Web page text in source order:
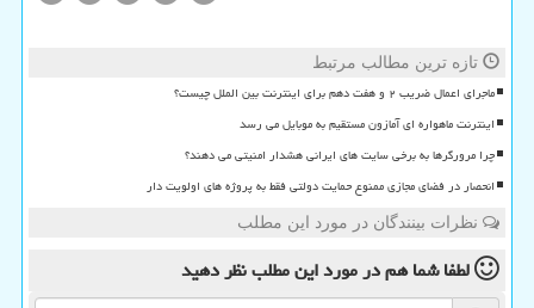
تازه ترین مطالب مرتبط
ماجرای اعمال ضریب ۲ و هفت دهم برای اینترنت بین الملل چیست؟
اینترنت ماهواره ای آمازون مستقیم به موبایل می رسد
چرا مرورگرها به برخی سایت های ایرانی هشدار امنیتی می دهند؟
انحصار در فضای مجازی ممنوع حمایت دولتی فقط به پروژه های اولویت دار
نظرات بینندگان در مورد این مطلب
لطفا شما همدر مورد این مطلبنظر دهید